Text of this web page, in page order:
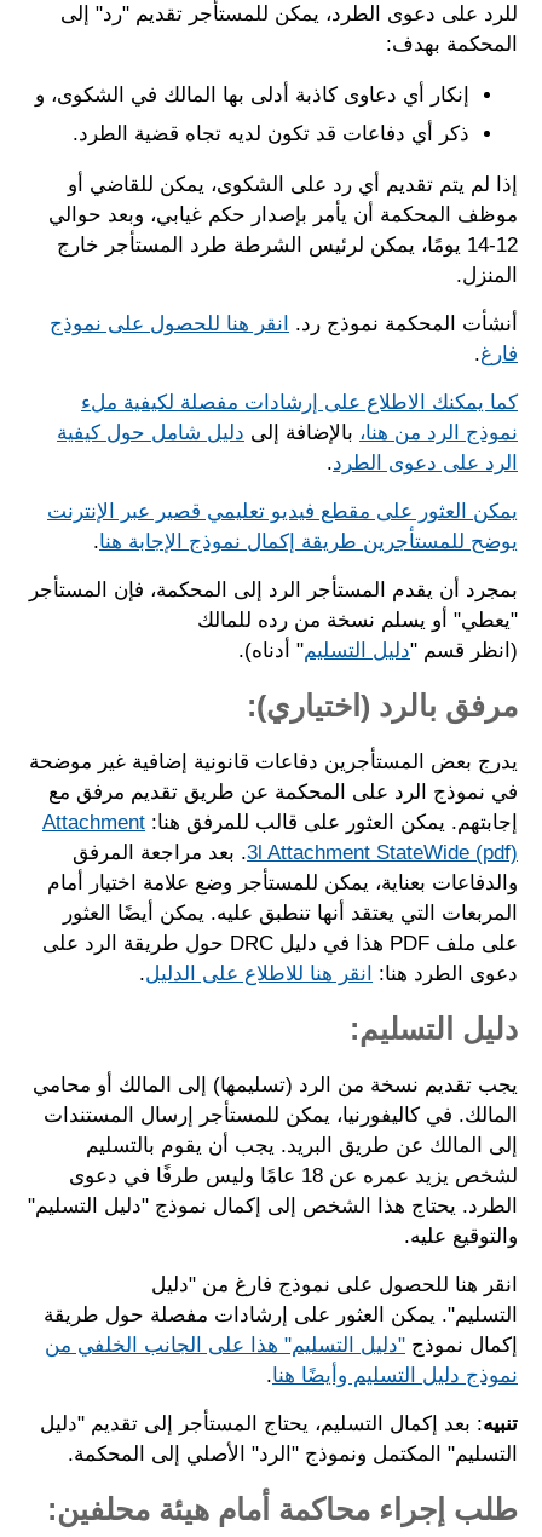
للرد على دعوى الطرد، يمكن للمستأجر تقديم "رد" إلى
المحكمة بهدف:
إنكار أي دعاوى كاذبة أدلى بها المالك في الشكوى، و
ذكر أي دفاعات قد تكون لديه تجاه قضية الطرد.
إذا لم يتم تقديم أي رد على الشكوى، يمكن للقاضي أو
موظف المحكمة أن يأمر بإصدار حكم غيابي، وبعد حوالي
12-14 يومًا، يمكن لرئيس الشرطة طرد المستأجر خارج
المنزل.
أنشأت المحكمة نموذج رد.
انقر هنا للحصول على نموذج
فارغ.
كما يمكنك الاطلاع على إرشادات مفصلة لكيفية ملء
نموذج الرد من هنا، بالإضافة إلى دليل شامل حول كيفية
الرد على دعوى الطرد.
يمكن العثور على مقطع فيديو تعليمي قصير عبر الإنترنت
يوضح للمستأجرين طريقة إكمال نموذج الإجابة هنا.
بمجرد أن يقدم المستأجر الرد إلى المحكمة، فإن المستأجر
"يعطي" أو يسلم نسخة من رده للمالك
(انظر قسم "دليل التسليم" أدناه).
مرفق بالرد (اختياري):
يدرج بعض المستأجرين دفاعات قانونية إضافية غير موضحة
في نموذج الرد على المحكمة عن طريق تقديم مرفق مع
إجابتهم. يمكن العثور على قالب للمرفق هنا: Attachment
3l Attachment StateWide (pdf). بعد مراجعة المرفق
والدفاعات بعناية، يمكن للمستأجر وضع علامة اختيار أمام
المربعات التي يعتقد أنها تنطبق عليه. يمكن أيضًا العثور
على ملف PDF هذا في دليل DRC حول طريقة الرد على
دعوى الطرد هنا:
انقر هنا للاطلاع على الدليل.
دليل التسليم:
يجب تقديم نسخة من الرد (تسليمها) إلى المالك أو محامي
المالك. في كاليفورنيا، يمكن للمستأجر إرسال المستندات
إلى المالك عن طريق البريد. يجب أن يقوم بالتسليم
لشخص يزيد عمره عن 18 عامًا وليس طرفًا في دعوى
الطرد. يحتاج هذا الشخص إلى إكمال نموذج "دليل التسليم"
والتوقيع عليه.
انقر هنا للحصول على نموذج فارغ من "دليل
التسليم". يمكن العثور على إرشادات مفصلة حول طريقة
إكمال نموذج "دليل التسليم" هذا على الجانب الخلفي من
نموذج دليل التسليم وأيضًا هنا.
تنبيه: بعد إكمال التسليم، يحتاج المستأجر إلى تقديم "دليل
التسليم" المكتمل ونموذج "الرد" الأصلي إلى المحكمة.
طلب إجراء محاكمة أمام هيئة محلفين: